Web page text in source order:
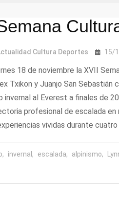
Cultura Deportes 15/
18 de noviembre la XVII
Txikon y Juanjo San
al Everest a finales de
profesional de escalada
vividas durante
invernal, escalada, alpinismo,